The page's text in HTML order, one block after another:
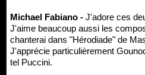
Michael Fabiano - J'adore ces
J'aime beaucoup aussi les
chanterai dans "Hérodiade" de
J'apprécie particulièrement
tel Puccini.